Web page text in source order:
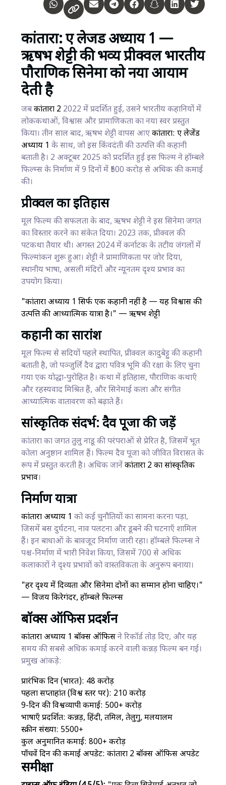
कांतारा: ए लेजेंड अध्याय 1 —
ऋषभ शेट्टी की भव्य प्रीक्वल भारतीय
पौराणिक सिनेमा को नया आयाम
देती है
जबकांतारा 2 2022 में प्रदर्शित हुई, उसने भारतीय कहानियों में
लोककथाओं, विश्वास और प्रामाणिकता का नया स्वर प्रस्तुत
किया। तीन साल बाद, ऋषभ शेट्टी वापस आएकांतारा: ए लेजेंड
अध्याय 1 के साथ, जो इस किंवदंती की उत्पत्ति की कहानी
बताती है। 2 अक्टूबर 2025 को प्रदर्शित हुई इस फिल्म ने हॉम्बले
फिल्म्स के निर्माण में 9 दिनों में ₹500 करोड़ से अधिक की कमाई
की।
प्रीक्वल का इतिहास
मूल फिल्म की सफलता के बाद, ऋषभ शेट्टी ने इस सिनेमा जगत
का विस्तार करने का संकेत दिया। 2023 तक, प्रीक्वल की
पटकथा तैयार थी। अगस्त 2024 में कर्नाटक के तटीय जंगलों में
फिल्मांकन शुरू हुआ। शेट्टी ने प्रामाणिकता पर जोर दिया,
स्थानीय भाषा, असली मंदिरों और न्यूनतम दृश्य प्रभाव का
उपयोग किया।
"कांतारा अध्याय 1 सिर्फ एक कहानी नहीं है — यह विश्वास की
उत्पत्ति की आध्यात्मिक यात्रा है।" — ऋषभ शेट्टी
कहानी का सारांश
मूल फिल्म से सदियों पहले स्थापित, प्रीक्वल कादुबेट्टु की कहानी
बताती है, जो पञ्जुर्लि दैव द्वारा पवित्र भूमि की रक्षा के लिए चुना
गया एक योद्धा-पुरोहित है। कथा में इतिहास, पौराणिक कथाएँ
और रहस्यवाद मिश्रित हैं, और सिनेमाई कला और संगीत
आध्यात्मिक वातावरण को बढ़ाते हैं।
सांस्कृतिक संदर्भ: दैव पूजा की जड़ें
कांतारा का जगत तुलु नाडू की परंपराओं से प्रेरित है, जिसमें भूत
कोला अनुष्ठान शामिल हैं। फिल्म दैव पूजा को जीवित विरासत के
रूप में प्रस्तुत करती है। अधिक जानेंकांतारा 2 का सांस्कृतिक
प्रभाव।
निर्माण यात्रा
कांतारा अध्याय 1 को कई चुनौतियों का सामना करना पड़ा,
जिसमें बस दुर्घटना, नाव पलटना और डूबने की घटनाएँ शामिल
हैं। इन बाधाओं के बावजूद निर्माण जारी रहा। हॉम्बले फिल्म्स ने
पश्च-निर्माण में भारी निवेश किया, जिसमें 700 से अधिक
कलाकारों ने दृश्य प्रभावों को वास्तविकता के अनुरूप बनाया।
"हर दृश्य में दिव्यता और सिनेमा दोनों का सम्मान होना चाहिए।"
— विजय किरेगंदर, हॉम्बले फिल्म्स
बॉक्स ऑफिस प्रदर्शन
कांतारा अध्याय 1 बॉक्स ऑफिसने रिकॉर्ड तोड़ दिए, और यह
समय की सबसे अधिक कमाई करने वाली कन्नड़ फिल्म बन गई।
प्रमुख आंकड़े:
प्रारंभिक दिन (भारत): ₹48 करोड़
पहला सप्ताहांत (विश्व स्तर पर): ₹210 करोड़
9-दिन की विश्वव्यापी कमाई: ₹500+ करोड़
भाषाएँ प्रदर्शित: कन्नड़, हिंदी, तमिल, तेलुगु, मलयालम
स्क्रीन संख्या: 5500+
कुल अनुमानित कमाई: ₹800+ करोड़
पाँचवें दिन की कमाई अपडेट: कांतारा 2 बॉक्स ऑफिस अपडेट
समीक्षा